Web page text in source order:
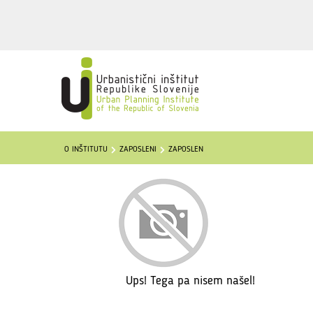
O INŠTITUTU ZAPOSLENI ZAPOSLEN
Ups! Tega pa nisem našel!